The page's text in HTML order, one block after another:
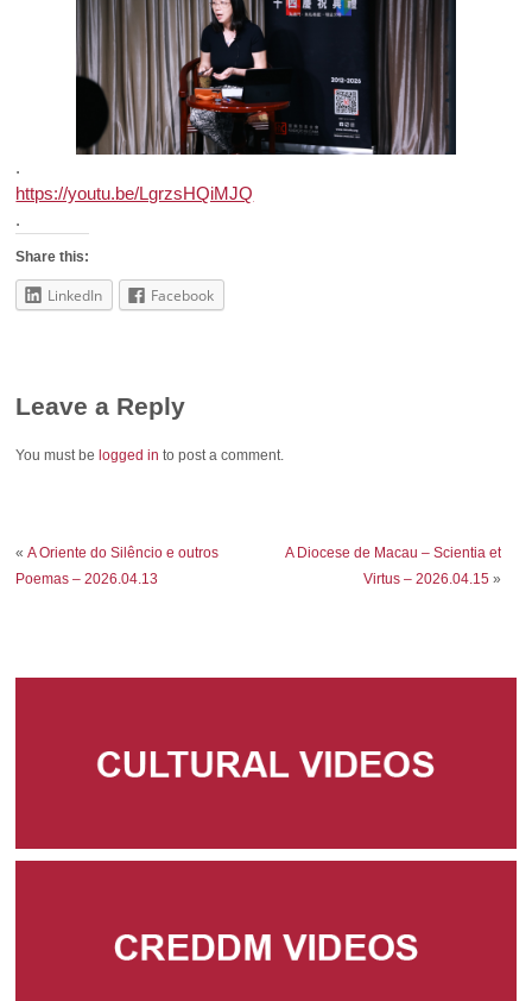
.
https://youtu.be/LgrzsHQiMJQ
.
Share this:
LinkedIn Facebook
Leave a Reply
You must be logged in to post a comment.
«A Oriente do Silêncio e outros
Poemas – 2026.04.13
A Diocese de Macau – Scientia et
Virtus – 2026.04.15»